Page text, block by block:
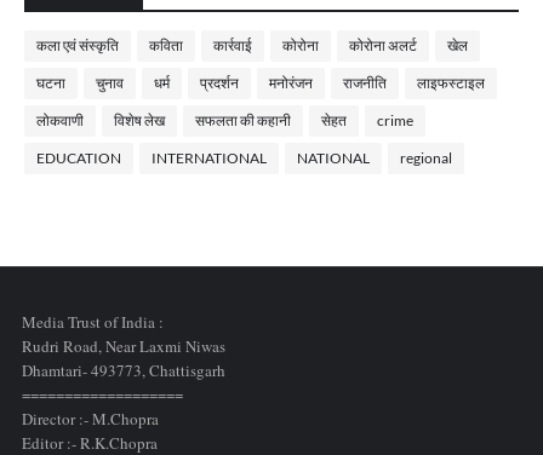
कला एवं संस्कृति कविता कार्रवाई कोरोना कोरोना अलर्ट खेल
घटना चुनाव धर्म प्रदर्शन मनोरंजन राजनीति लाइफस्टाइल
लोकवाणी विशेष लेख सफलता की कहानी सेहत crime
EDUCATION INTERNATIONAL NATIONAL regional
Media Trust of India :
Rudri Road, Near Laxmi Niwas
Dhamtari- 493773,Chattisgarh
===================
Director :- M.Chopra
Editor :- R.K.Chopra